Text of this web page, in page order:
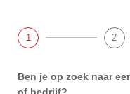
1 2
Ben je op zoek naar